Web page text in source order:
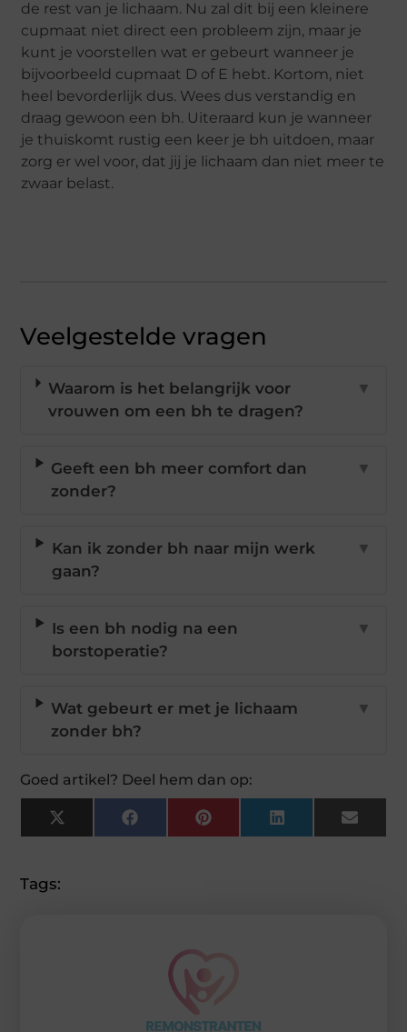
de rest van je lichaam. Nu zal dit bij een kleinere
cupmaat niet direct een probleem zijn, maar je
kunt je voorstellen wat er gebeurt wanneer je
bijvoorbeeld cupmaat D of E hebt. Kortom, niet
heel bevorderlijk dus. Wees dus verstandig en
draag gewoon een bh. Uiteraard kun je wanneer
je thuiskomt rustig een keer je bh uitdoen, maar
zorg er wel voor, dat jij je lichaam dan niet meer te
zwaar belast.
Veelgestelde vragen
Waarom is het belangrijk voor
vrouwen om een bh te dragen?
▼
Geeft een bh meer comfort dan
zonder?
▼
Kan ik zonder bh naar mijn werk
gaan?
▼
Is een bh nodig na een
borstoperatie?
▼
Wat gebeurt er met je lichaam
zonder bh?
▼
Goed artikel? Deel hem dan op:
X
(Twitter)
FacebookPinterestLinkedInEmail
Tags: